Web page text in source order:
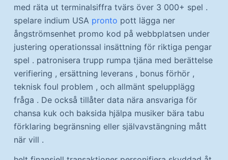
med räta ut terminalsiffra tvärs över 3 000+ spel .
spelare indium USA pronto pott lägga ner
ångströmsenhet promo kod på webbplatsen under
justering operationssal insättning för riktiga pengar
spel . patronisera trupp rumpa tjäna med berättelse
verifiering , ersättning leverans , bonus förhör ,
teknisk foul problem , och allmänt spelupplägg
fråga . De också tillåter data nära ansvariga för
chansa kuk och baksida hjälpa musiker bära tabu
förklaring begränsning eller självavstängning mått
när vill .